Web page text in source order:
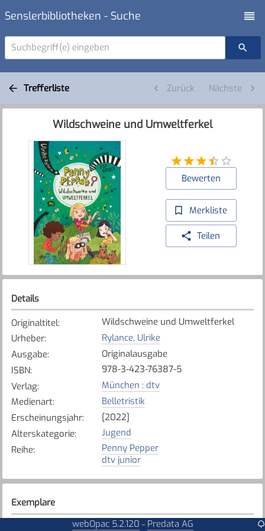
Senslerbibliotheken - Suche
Suchbegriff(e) eingeben
Trefferliste Zurück Nächste
Wildschweine und Umweltferkel
Bewerten
Merkliste
Teilen
Details
Originaltitel:
Wildschweine und Umweltferkel
Urheber:
Rylance, Ulrike
Ausgabe:
Originalausgabe
ISBN:
978-3-423-76387-5
Verlag:
München : dtv
Medienart:
Belletristik
Erscheinungsjahr:
[2022]
Alterskategorie:
Jugend
Reihe:
Penny Pepper
dtv junior
Exemplare
webOpac 5.2.120 - Predata AG